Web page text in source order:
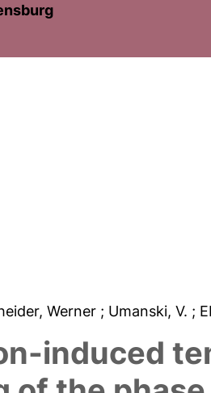
Werner ; Umanski, V. ;
induced